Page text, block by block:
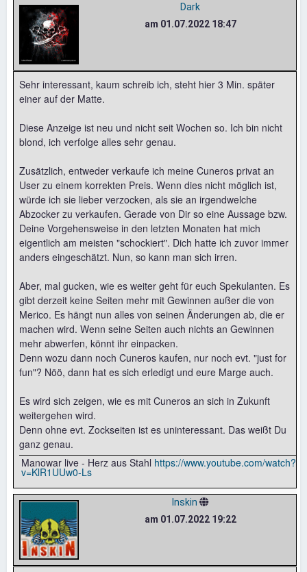
Dark
am 01.07.2022 18:47
Sehr interessant, kaum schreib ich, steht hier 3 Min. später
einer auf der Matte.
Diese Anzeige ist neu und nicht seit Wochen so. Ich bin nicht
blond, ich verfolge alles sehr genau.
Zusätzlich, entweder verkaufe ich meine Cuneros privat an
User zu einem korrekten Preis. Wenn dies nicht möglich ist,
würde ich sie lieber verzocken, als sie an irgendwelche
Abzocker zu verkaufen. Gerade von Dir so eine Aussage bzw.
Deine Vorgehensweise in den letzten Monaten hat mich
eigentlich am meisten "schockiert". Dich hatte ich zuvor immer
anders eingeschätzt. Nun, so kann man sich irren.
Aber, mal gucken, wie es weiter geht für euch Spekulanten. Es
gibt derzeit keine Seiten mehr mit Gewinnen außer die von
Merico. Es hängt nun alles von seinen Änderungen ab, die er
machen wird. Wenn seine Seiten auch nichts an Gewinnen
mehr abwerfen, könnt ihr einpacken.
Denn wozu dann noch Cuneros kaufen, nur noch evt. "just for
fun"? Nöö, dann hat es sich erledigt und eure Marge auch.
Es wird sich zeigen, wie es mit Cuneros an sich in Zukunft
weitergehen wird.
Denn ohne evt. Zockseiten ist es uninteressant. Das weißt Du
ganz genau.
Manowar live - Herz aus Stahl https://www.youtube.com/watch?
v=KlR1UUw0-Ls
Inskin
am 01.07.2022 19:22